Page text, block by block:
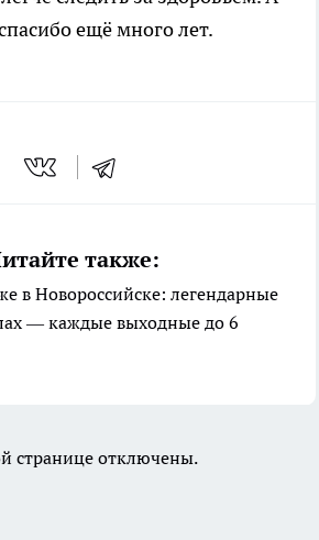
ещё много лет.
также:
в Новороссийске: легендарные
— каждые выходные до 6
странице отключены.